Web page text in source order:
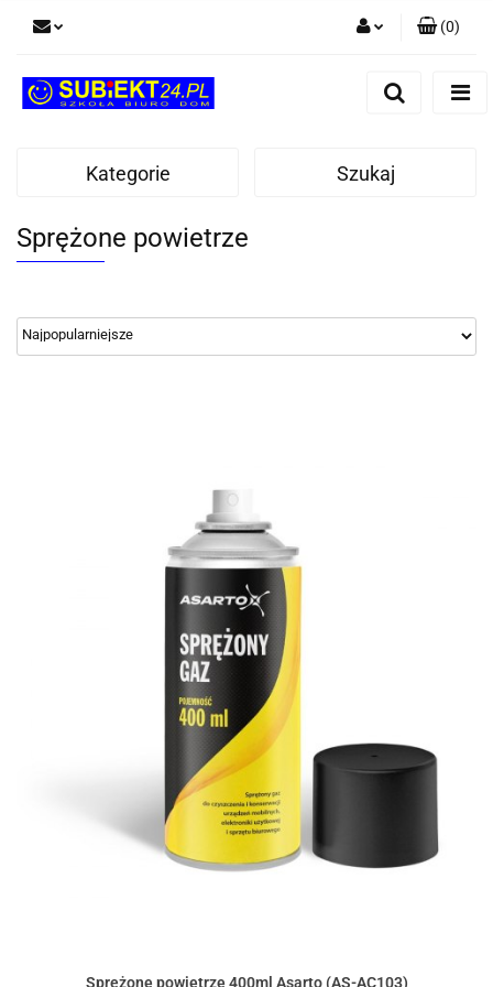
(0)
Kategorie Szukaj
Sprężone powietrze
Sprężone powietrze 400ml Asarto (AS-AC103)